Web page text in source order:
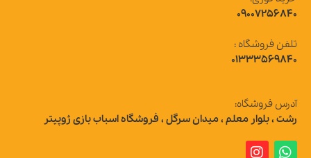
09007256840
تلفن فروشگاه :
01333569840
آدرس فروشگاه:
رشت ، بلوار معلم ، میدان سرگل ، فروشگاه اسباب بازی ژوپیتر